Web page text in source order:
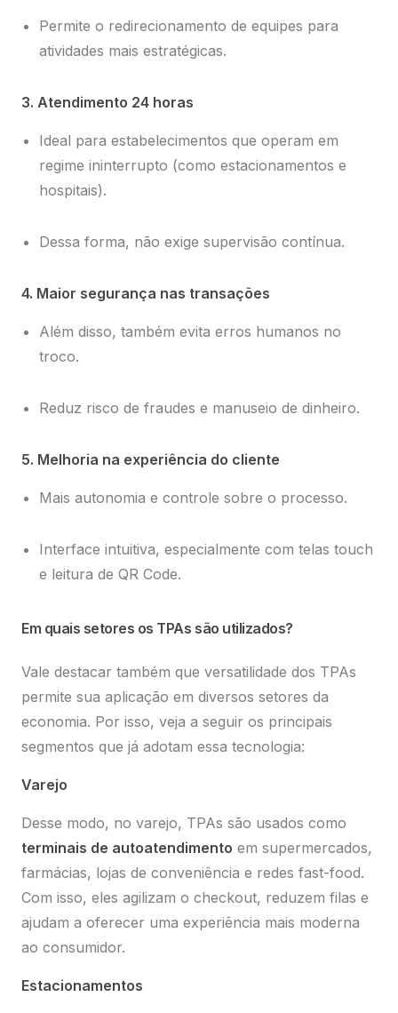
Permite o redirecionamento de equipes para
atividades mais estratégicas.
3. Atendimento 24 horas
Ideal para estabelecimentos que operam em
regime ininterrupto (como estacionamentos e
hospitais).
Dessa forma, não exige supervisão contínua.
4. Maior segurança nas transações
Além disso, também evita erros humanos no
troco.
Reduz risco de fraudes e manuseio de dinheiro.
5. Melhoria na experiência do cliente
Mais autonomia e controle sobre o processo.
Interface intuitiva, especialmente com telas touch
e leitura de QR Code.
Em quais setores os TPAs são utilizados?
Vale destacar também que versatilidade dos TPAs
permite sua aplicação em diversos setores da
economia. Por isso, veja a seguir os principais
segmentos que já adotam essa tecnologia:
Varejo
Desse modo, no varejo, TPAs são usados como
terminais de autoatendimento em supermercados,
farmácias, lojas de conveniência e redes fast-food.
Com isso, eles agilizam o checkout, reduzem filas e
ajudam a oferecer uma experiência mais moderna
ao consumidor.
Estacionamentos